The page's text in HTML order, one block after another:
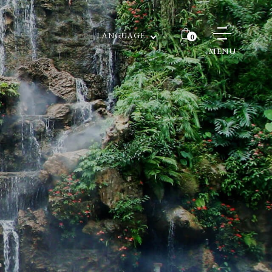
LANGUAGE 0
MENU